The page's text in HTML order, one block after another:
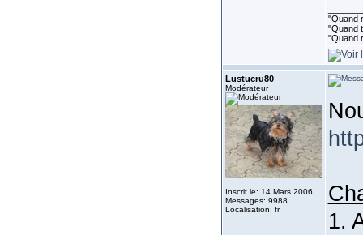
"Quand
"Quand
"Quand
Lustucru80
Modérateur
Inscrit le: 14 Mars 2006
Messages: 9988
Localisation: fr
1.